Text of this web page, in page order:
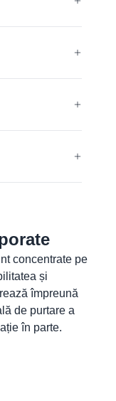
concentrate pe
și
împreună
de purtare a
în parte.